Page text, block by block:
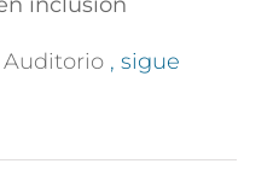
Auditorio , sigue